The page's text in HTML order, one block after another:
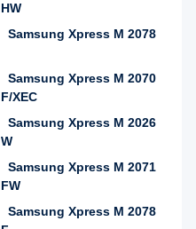
HW
Samsung Xpress M 2078
Samsung Xpress M 2070
F/XEC
Samsung Xpress M 2026
W
Samsung Xpress M 2071
FW
Samsung Xpress M 2078